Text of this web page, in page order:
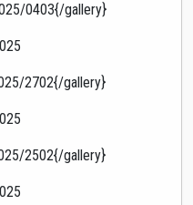
0403{/gallery}
2702{/gallery}
2502{/gallery}